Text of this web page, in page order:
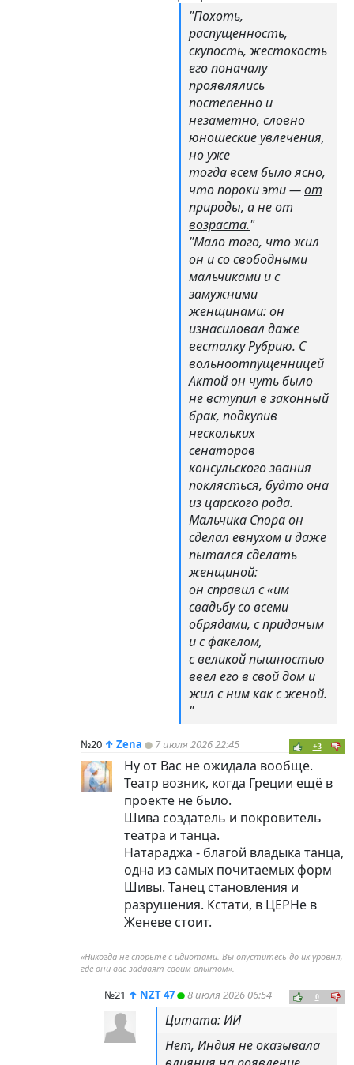
"Похоть,
распущенность,
скупость, жестокость
его поначалу
проявлялись
постепенно и
незаметно, словно
юношеские увлечения,
но уже
тогда всем было ясно,
что пороки эти —от
природы, а не от
возраста."
"Мало того, что жил
он и со свободными
мальчиками и с
замужними
женщинами: он
изнасиловал даже
весталку Рубрию. С
вольноотпущенницей
Актой он чуть было
не вступил в законный
брак, подкупив
нескольких
сенаторов
консульского звания
поклясться, будто она
из царского рода.
Мальчика Спора он
сделал евнухом и даже
пытался сделать
женщиной:
он справил с «им
свадьбу со всеми
обрядами, с приданым
и с факелом,
с великой пышностью
ввел его в свой дом и
жил с ним как с женой.
"
№20 ↑ Zena 7 июля 2026 22:45 +3
Ну от Вас не ожидала вообще.
Театр возник, когда Греции ещё в
проекте не было.
Шива создатель и покровитель
театра и танца.
Натараджа - благой владыка танца,
одна из самых почитаемых форм
Шивы. Танец становления и
разрушения. Кстати, в ЦЕРНе в
Женеве стоит.
----------
«Никогда не спорьте с идиотами. Вы опуститесь до их уровня,
где они вас задавят своим опытом».
№21 ↑ NZT 47 8 июля 2026 06:54 0
Цитата: ИИ
Нет, Индия не оказывала